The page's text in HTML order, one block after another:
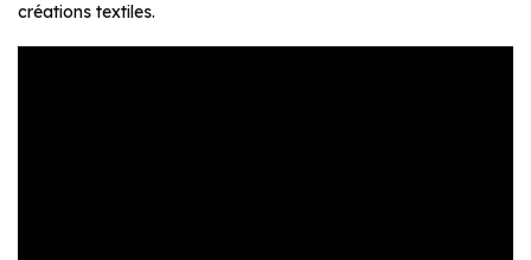
créations textiles.